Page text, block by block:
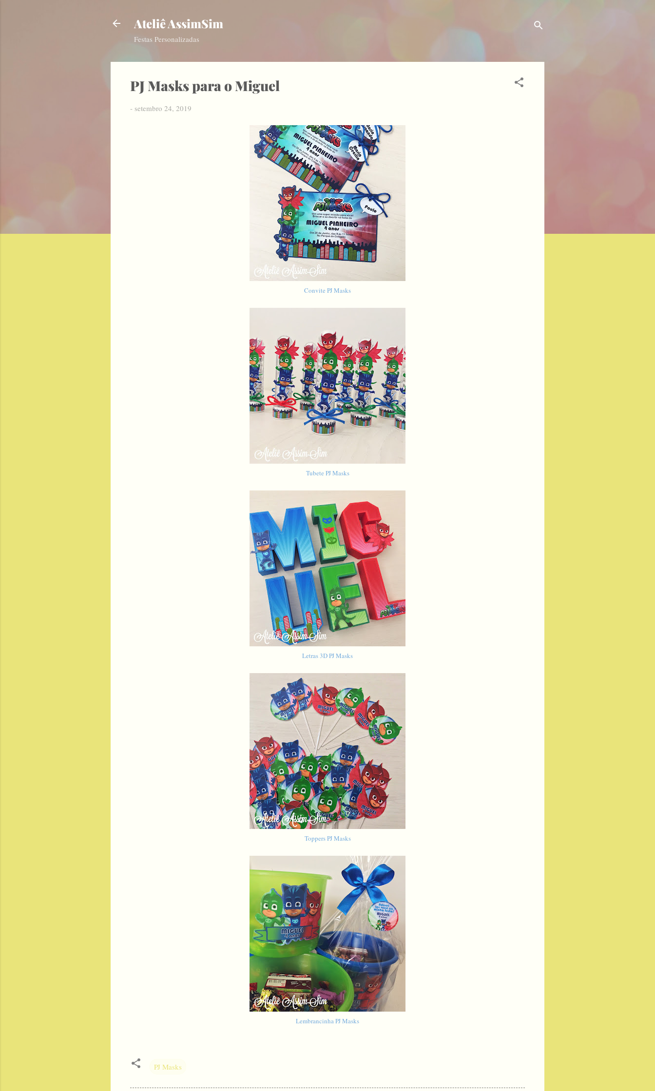
Ateliê AssimSim
Festas Personalizadas
PJ Masks para o Miguel
- setembro 24, 2019
Convite PJ Masks
Tubete PJ Masks
Letras 3D PJ Masks
Toppers PJ Masks
Lembrancinha PJ Masks
PJ Masks